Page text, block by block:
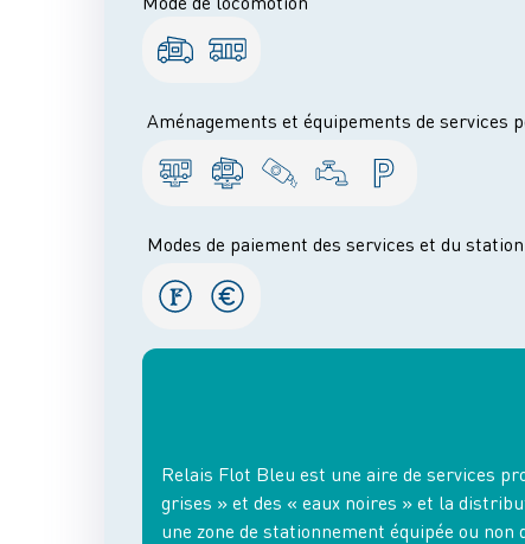
Aménagements et équipements de services
Modes de paiement des services et du
Relais Flot Bleu est une aire de services
grises » et des « eaux noires » et la
une zone de stationnement équipée ou